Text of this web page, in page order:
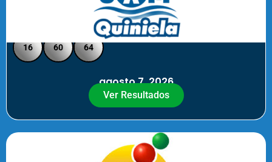
Quiniela SXM - Noche
16 60 64
agosto 7, 2026
Ver Resultados